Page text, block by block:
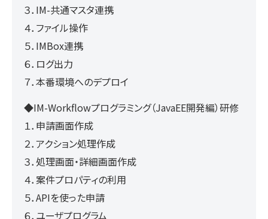
３．IM-共通マスタ連携
４．ファイル操作
５．IMBox連携
６．ログ出力
７．本番環境へのデプロイ
◆IM-Workflowプログラミング（JavaEE開発編）研修
１．申請画面作成
２．アクション処理作成
３．処理画面・詳細画面作成
４．案件プロパティの利用
５．APIを使った申請
６．ユーザプログラム